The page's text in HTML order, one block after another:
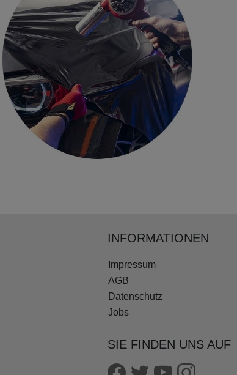
INFORMATIONEN
Impressum
AGB
Datenschutz
Jobs
SIE FINDEN UNS AUF